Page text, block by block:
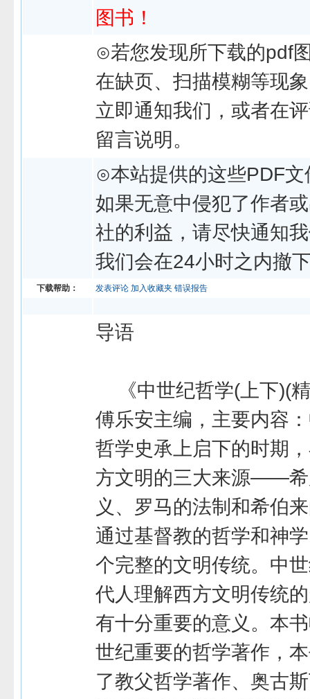
图书！
⊙若您发现所下载的pdf
在缺页、扫描模糊等现
立即通知我们，或者在
留言说明。
⊙本站提供的这些PDF文
如果无意中侵犯了作者
社的利益，请尽快通知
我们会在24小时之内撤
下载帮助： 发表评论 加入收藏夹 错误报告
导语
《中世纪哲学(上下)(
傅乐安主编，主要内容
哲学史承上启下的时期
方文明的三大来源——希
义、罗马的法制和希伯
通过基督教的哲学和神
个完整的文明传统。中
代人理解西方文明传统
有十分重要的意义。本
世纪重要的哲学著作，
了教父哲学著作、奥古